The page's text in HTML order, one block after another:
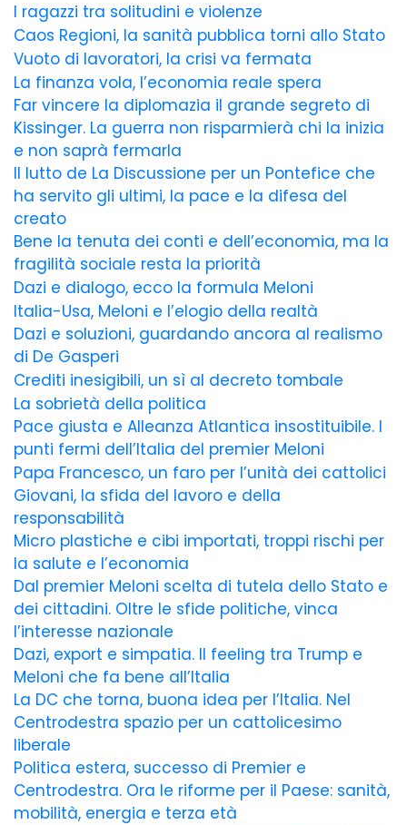
I ragazzi tra solitudini e violenze
Caos Regioni, la sanità pubblica torni allo Stato
Vuoto di lavoratori, la crisi va fermata
La finanza vola, l’economia reale spera
Far vincere la diplomazia il grande segreto di
Kissinger. La guerra non risparmierà chi la inizia
e non saprà fermarla
Il lutto de La Discussione per un Pontefice che
ha servito gli ultimi, la pace e la difesa del
creato
Bene la tenuta dei conti e dell’economia, ma la
fragilità sociale resta la priorità
Dazi e dialogo, ecco la formula Meloni
Italia-Usa, Meloni e l’elogio della realtà
Dazi e soluzioni, guardando ancora al realismo
di De Gasperi
Crediti inesigibili, un sì al decreto tombale
La sobrietà della politica
Pace giusta e Alleanza Atlantica insostituibile. I
punti fermi dell’Italia del premier Meloni
Papa Francesco, un faro per l’unità dei cattolici
Giovani, la sfida del lavoro e della
responsabilità
Micro plastiche e cibi importati, troppi rischi per
la salute e l’economia
Dal premier Meloni scelta di tutela dello Stato e
dei cittadini. Oltre le sfide politiche, vinca
l’interesse nazionale
Dazi, export e simpatia. Il feeling tra Trump e
Meloni che fa bene all’Italia
La DC che torna, buona idea per l’Italia. Nel
Centrodestra spazio per un cattolicesimo
liberale
Politica estera, successo di Premier e
Centrodestra. Ora le riforme per il Paese: sanità,
mobilità, energia e terza età